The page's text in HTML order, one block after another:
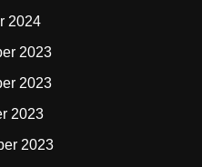
2024
2023
2023
2023
2023